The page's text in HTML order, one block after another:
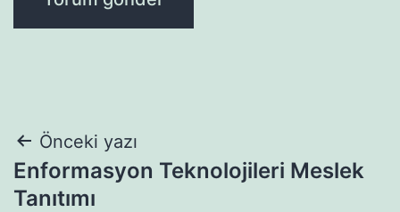
Yazı
gezinmesi
Önceki yazı
Enformasyon Teknolojileri Meslek
Tanıtımı